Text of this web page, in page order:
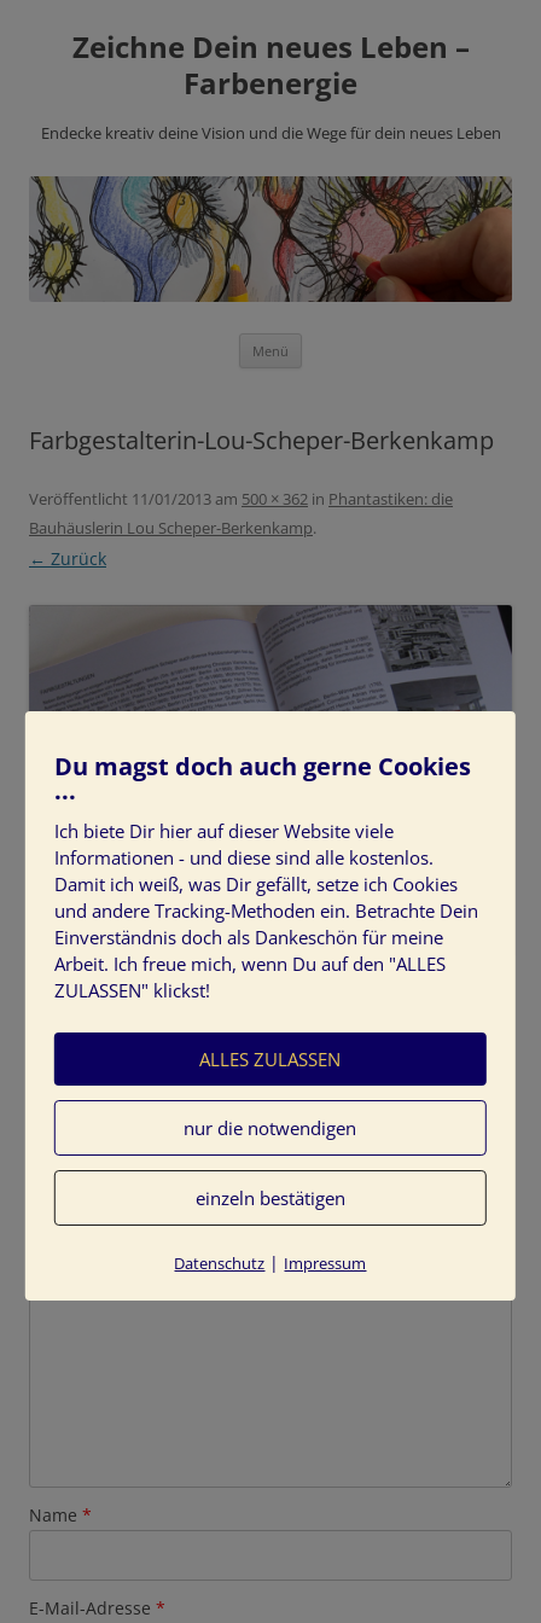
Zeichne Dein neues Leben –
Farbenergie
Endecke kreativ deine Vision und die Wege für dein neues Leben
Menü
Farbgestalterin-Lou-Scheper-Berkenkamp
Veröffentlicht 11/01/2013am 500 × 362 in Phantastiken: die
Bauhäuslerin Lou Scheper-Berkenkamp.
← Zurück
Farbgestalterin-Lou-Scheper-Berkenkamp
Schreibe einen Kommentar
Deine E-Mail-Adresse wird nicht veröffentlicht.
Erforderliche Felder sind mit
markiert
Name *
E-Mail-Adresse *
Du magst doch auch gerne Cookies
...
Ich biete Dir hier auf dieser Website viele
Informationen - und diese sind alle kostenlos.
Damit ich weiß, was Dir gefällt, setze ich Cookies
und andere Tracking-Methoden ein. Betrachte Dein
Einverständnis doch als Dankeschön für meine
Arbeit. Ich freue mich, wenn Du auf den "ALLES
ZULASSEN" klickst!
ALLES ZULASSEN
nur die notwendigen
einzeln bestätigen
Datenschutz | Impressum